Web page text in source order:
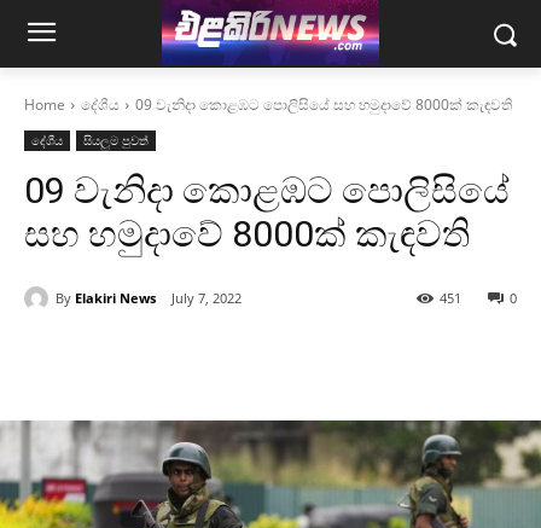
Home දේශීය 09 වැනිදා කොළඹට පොලිසියේ සහ හමුදාවේ 8000ක් කැඳවති
දේශීය සියලුම පුවත්
09 වැනිදා කොළඹට පොලිසියේ
සහ හමුදාවේ 8000ක් කැඳවති
By Elakiri News July 7, 2022 0
451